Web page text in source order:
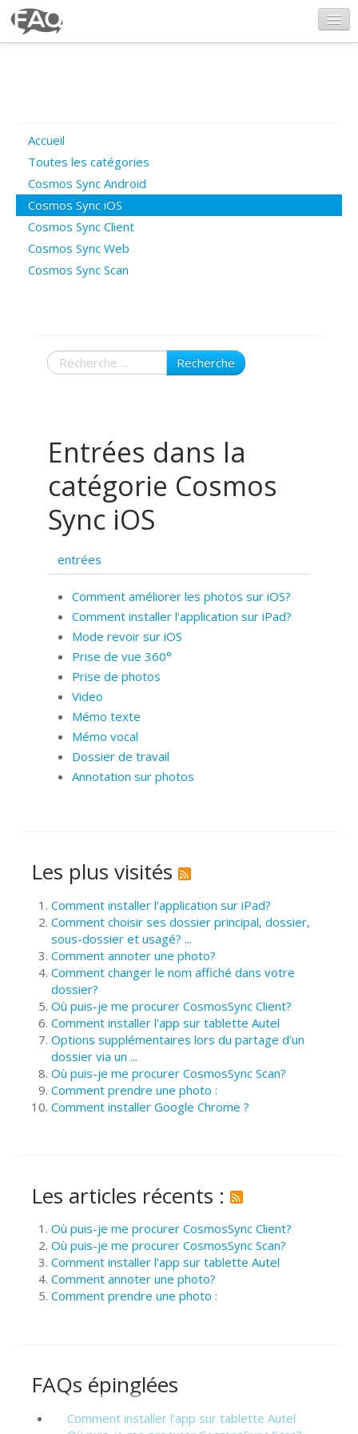
Poser une question
Questions ouvertes
Connexion
Accueil
Toutes les catégories
Cosmos Sync Android
Cosmos Sync iOS
Cosmos Sync Client
Cosmos Sync Web
Cosmos Sync Scan
Recherche
Entrées dans la
catégorie Cosmos
Sync iOS
entrées
Comment améliorer les photos sur iOS?
Comment installer l'application sur iPad?
Mode revoir sur iOS
Prise de vue 360°
Prise de photos
Video
Mémo texte
Mémo vocal
Dossier de travail
Annotation sur photos
Les plus visités
Comment installer l'application sur iPad?
Comment choisir ses dossier principal, dossier,
sous-dossier et usagé? ...
Comment annoter une photo?
Comment changer le nom affiché dans votre
dossier?
Où puis-je me procurer CosmosSync Client?
Comment installer l'app sur tablette Autel
Options supplémentaires lors du partage d’un
dossier via un ...
Où puis-je me procurer CosmosSync Scan?
Comment prendre une photo :
Comment installer Google Chrome ?
Les articles récents :
Où puis-je me procurer CosmosSync Client?
Où puis-je me procurer CosmosSync Scan?
Comment installer l'app sur tablette Autel
Comment annoter une photo?
Comment prendre une photo :
FAQs épinglées
Comment installer l'app sur tablette Autel